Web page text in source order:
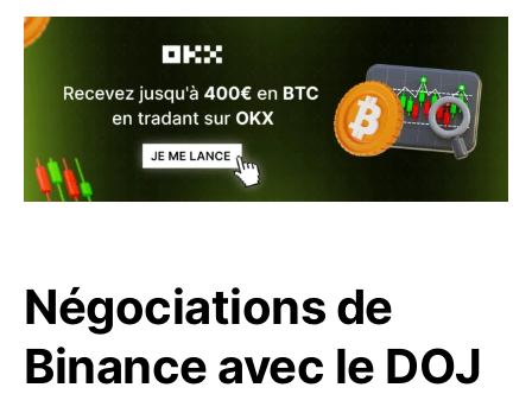
Négociations de
Binance avec le DOJ